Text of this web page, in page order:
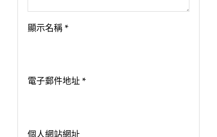
顯示名稱 *
電子郵件地址 *
個人網站網址